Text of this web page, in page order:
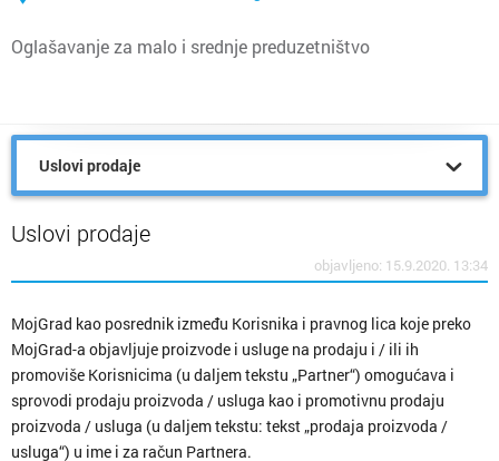
Oglašavanje za malo i srednje preduzetništvo
Uslovi prodaje
Uslovi prodaje
objavljeno: 15.9.2020. 13:34
MojGrad kao posrednik između Korisnika i pravnog lica koje preko
MojGrad-a objavljuje proizvode i usluge na prodaju i / ili ih
promoviše Korisnicima (u daljem tekstu „Partner“) omogućava i
sprovodi prodaju proizvoda / usluga kao i promotivnu prodaju
proizvoda / usluga (u daljem tekstu: tekst „prodaja proizvoda /
usluga“) u ime i za račun Partnera.